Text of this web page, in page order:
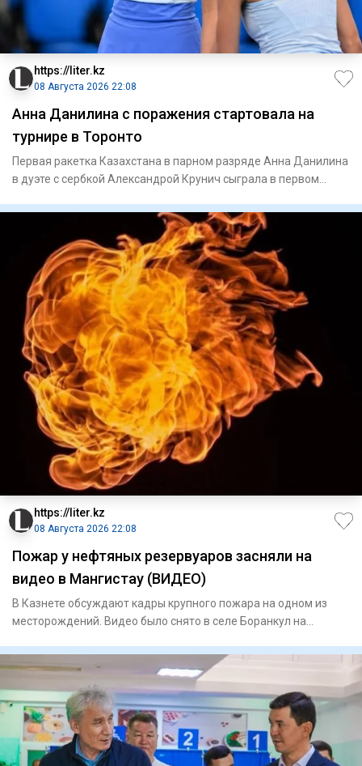
https://liter.kz
08 Августа 2026 22:08
Анна Данилина с поражения стартовала на
турнире в Торонто
Первая ракетка Казахстана в парном разряде Анна Данилина
в дуэте с сербкой Александрой Крунич сыграла в первом
https://liter.kz
08 Августа 2026 22:08
Пожар у нефтяных резервуаров засняли на
видео в Мангистау (ВИДЕО)
В Казнете обсуждают кадры крупного пожара на одном из
месторождений. Видео было снято в селе Боранкул на